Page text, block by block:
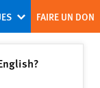
FAIRE UN DON